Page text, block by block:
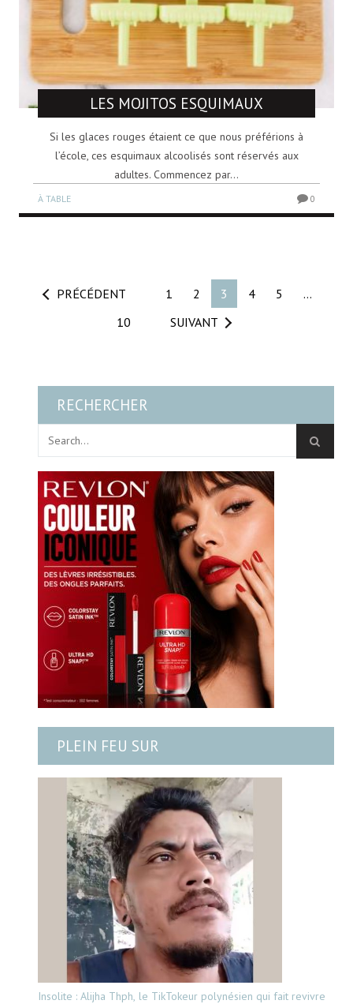
LES MOJITOS ESQUIMAUX
Si les glaces rouges étaient ce que nous préférions à
l’école, ces esquimaux alcoolisés sont réservés aux
adultes. Commencez par...
À TABLE 0
PRÉCÉDENT 1 2 3 4 5
…
10
SUIVANT
RECHERCHER
PLEIN FEU SUR
Insolite : Alijha Thph, le TikTokeur polynésien qui fait revivre